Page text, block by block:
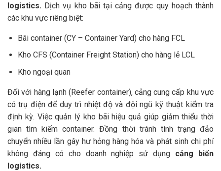
logistics. Dịch vụ kho bãi tại cảng được quy hoạch thành
các khu vực riêng biệt:
Bãi container (CY – Container Yard) cho hàng FCL
Kho CFS (Container Freight Station) cho hàng lẻ LCL
Kho ngoại quan
Đối với hàng lạnh (Reefer container), cảng cung cấp khu vực
có trụ điện để duy trì nhiệt độ và đội ngũ kỹ thuật kiểm tra
định kỳ. Việc quản lý kho bãi hiệu quả giúp giảm thiểu thời
gian tìm kiếm container. Đồng thời tránh tình trạng đảo
chuyển nhiều lần gây hư hỏng hàng hóa và phát sinh chi phí
không đáng có cho doanh nghiệp sử dụng cảng biển
logistics.